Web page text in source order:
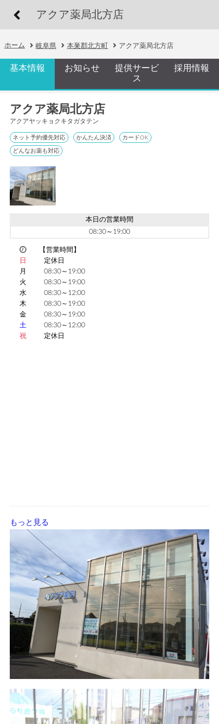
アクア薬局北方店
ホーム 岐阜県 本巣郡北方町 アクア薬局北方店
基本情報 お知らせ
提供サービ
ス
採用情報
アクア薬局北方店
アクアヤッキョクキタガタテン
ネット予約優先対応 かんたん決済 カードOK
どんなお薬も対応
本日の営業時間
08:30～19:00
【営業時間】
日
定休日
月
08:30～19:00
火
08:30～19:00
水
08:30～12:00
木
08:30～19:00
金
08:30～19:00
土
08:30～12:00
祝
定休日
もっと見る